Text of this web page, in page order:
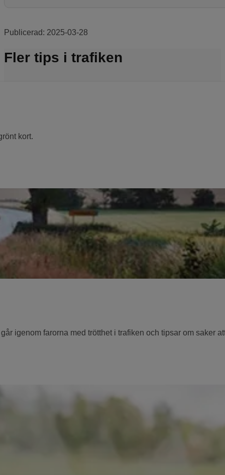
Publicerad: 2025-03-28
Fler tips i trafiken
kort.
igenom farorna med trötthet i trafiken och tipsar om saker